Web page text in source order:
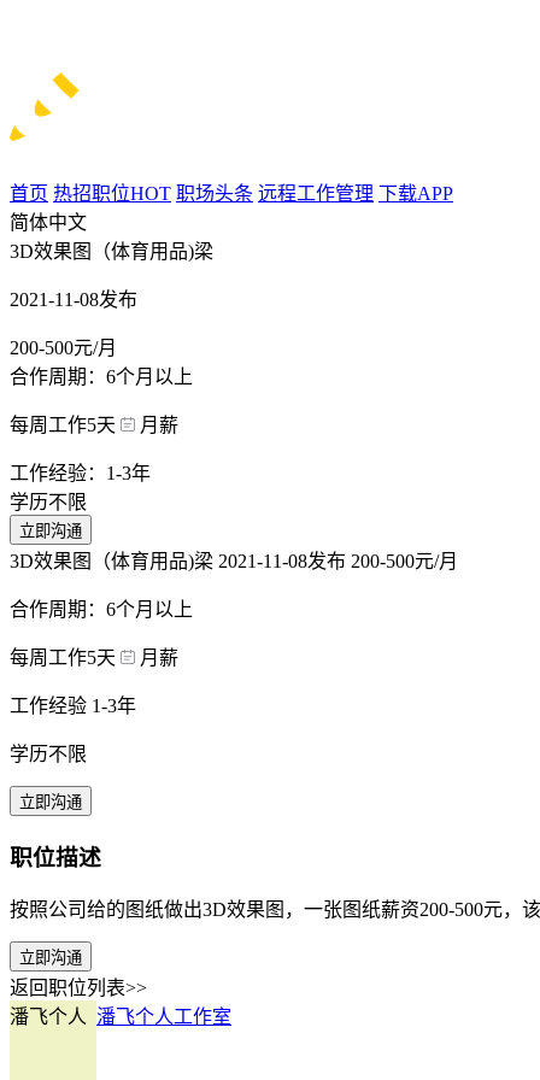
首页 热招职位HOT 职场头条 远程工作管理 下载APP
简体中文
3D效果图（体育用品)梁
2021-11-08发布
200-500元/月
合作周期：6个月以上
每周工作5天 月薪
工作经验：1-3年
学历不限
立即沟通
3D效果图（体育用品)梁 2021-11-08发布 200-500元/月
合作周期：6个月以上
每周工作5天 月薪
工作经验 1-3年
学历不限
立即沟通
职位描述
按照公司给的图纸做出3D效果图，一张图纸薪资200-500元，
立即沟通
返回职位列表>>
潘飞个人
潘飞个人工作室